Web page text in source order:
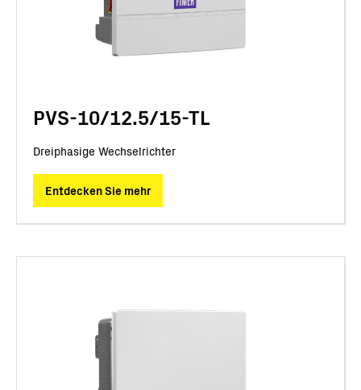
PVS-10/12.5/15-TL
Dreiphasige Wechselrichter
Entdecken Sie mehr